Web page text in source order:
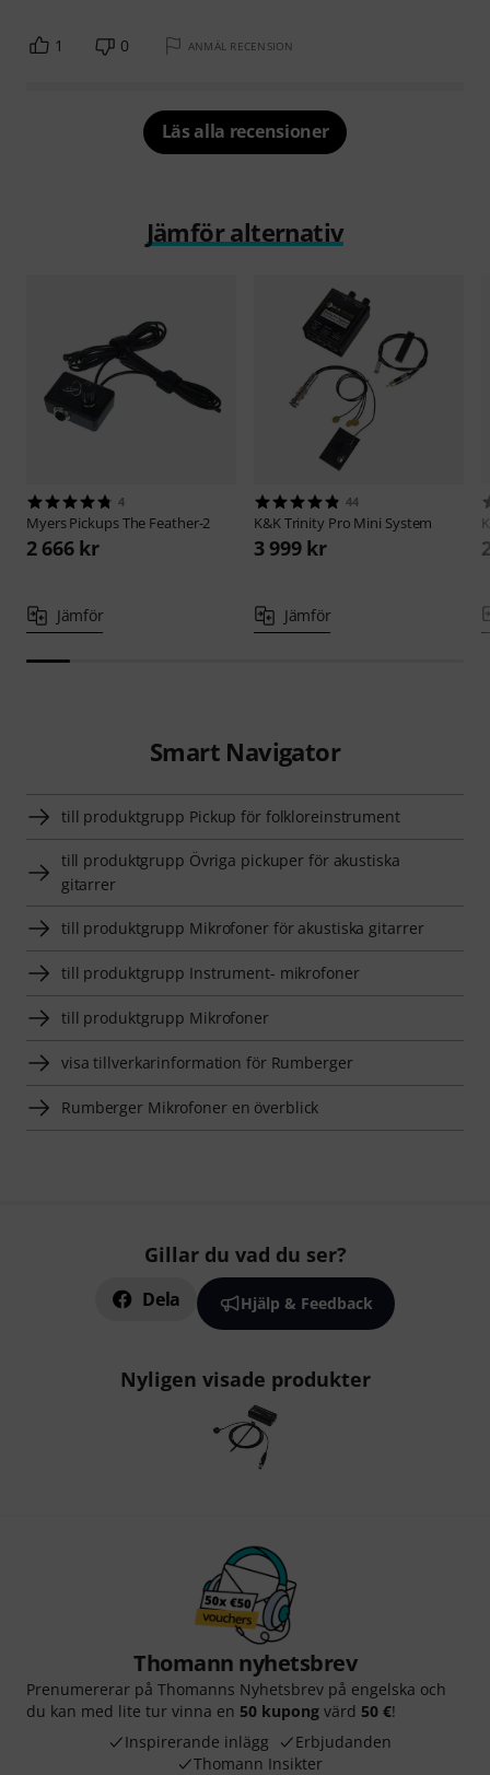
1 0 ANMÄL RECENSION
Läs alla recensioner
Jämför alternativ
4
Myers PickupsThe Feather-2
2 666 kr
Jämför
44
K&KTrinity Pro Mini System
3 999 kr
Jämför
Smart Navigator
till produktgrupp Pickup för folkloreinstrument
till produktgrupp Övriga pickuper för akustiska
gitarrer
till produktgrupp Mikrofoner för akustiska gitarrer
till produktgrupp Instrument- mikrofoner
till produktgrupp Mikrofoner
visa tillverkarinformation för Rumberger
Rumberger Mikrofoner en överblick
Gillar du vad du ser?
Dela Hjälp & Feedback
Nyligen visade produkter
Thomann nyhetsbrev
Prenumererar på Thomanns Nyhetsbrev på engelska och
du kan med lite tur vinna en 50 kupong värd 50 €!
Inspirerande inlägg
Erbjudanden
Thomann Insikter